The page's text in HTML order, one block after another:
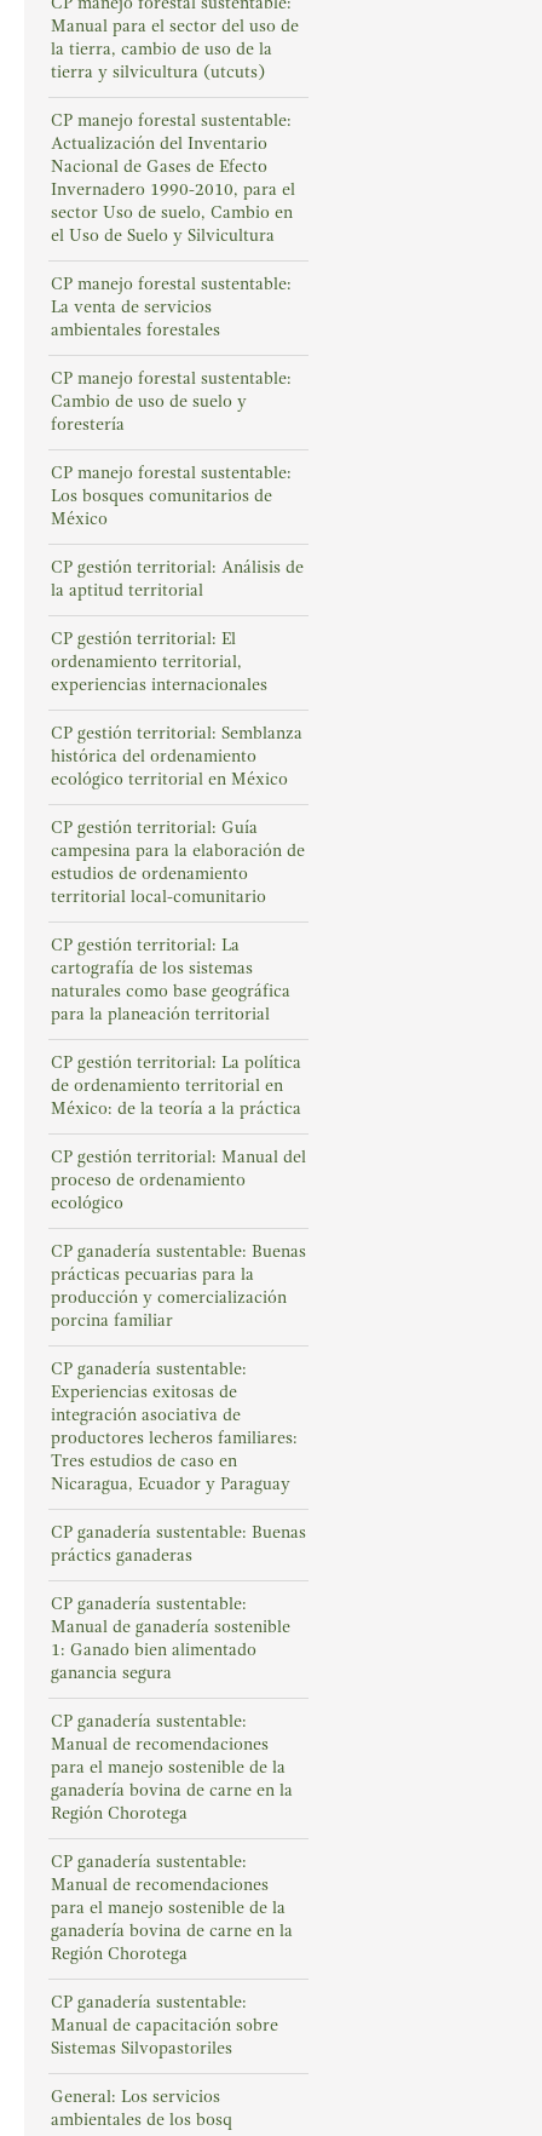
CP manejo forestal sustentable:
Manual para el sector del uso de
la tierra, cambio de uso de la
tierra y silvicultura (utcuts)
CP manejo forestal sustentable:
Actualización del Inventario
Nacional de Gases de Efecto
Invernadero 1990-2010, para el
sector Uso de suelo, Cambio en
el Uso de Suelo y Silvicultura
CP manejo forestal sustentable:
La venta de servicios
ambientales forestales
CP manejo forestal sustentable:
Cambio de uso de suelo y
forestería
CP manejo forestal sustentable:
Los bosques comunitarios de
México
CP gestión territorial: Análisis de
la aptitud territorial
CP gestión territorial: El
ordenamiento territorial,
experiencias internacionales
CP gestión territorial: Semblanza
histórica del ordenamiento
ecológico territorial en México
CP gestión territorial: Guía
campesina para la elaboración de
estudios de ordenamiento
territorial local-comunitario
CP gestión territorial: La
cartografía de los sistemas
naturales como base geográfica
para la planeación territorial
CP gestión territorial: La política
de ordenamiento territorial en
México: de la teoría a la práctica
CP gestión territorial: Manual del
proceso de ordenamiento
ecológico
CP ganadería sustentable: Buenas
prácticas pecuarias para la
producción y comercialización
porcina familiar
CP ganadería sustentable:
Experiencias exitosas de
integración asociativa de
productores lecheros familiares:
Tres estudios de caso en
Nicaragua, Ecuador y Paraguay
CP ganadería sustentable: Buenas
práctics ganaderas
CP ganadería sustentable:
Manual de ganadería sostenible
1: Ganado bien alimentado
ganancia segura
CP ganadería sustentable:
Manual de recomendaciones
para el manejo sostenible de la
ganadería bovina de carne en la
Región Chorotega
CP ganadería sustentable:
Manual de recomendaciones
para el manejo sostenible de la
ganadería bovina de carne en la
Región Chorotega
CP ganadería sustentable:
Manual de capacitación sobre
Sistemas Silvopastoriles
General: Los servicios
ambientales de los bosq